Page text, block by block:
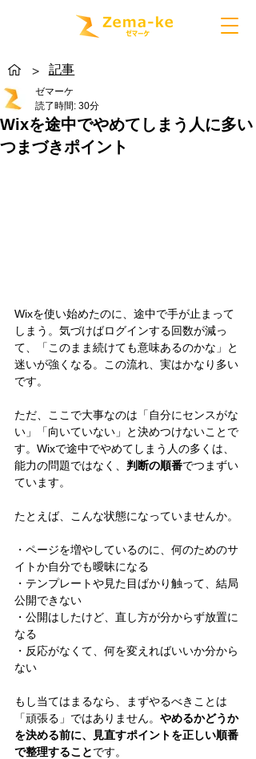
> 記事
Wixを途中でやめてしまう人に多い
つまづきポイント
ゼマーケ
読了時間: 30分
Wixを使い始めたのに、途中で手が止まって
しまう。気づけばログインする回数が減っ
て、「このまま続けても意味あるのかな」と
迷いが強くなる。この流れ、実はかなり多い
です。
ただ、ここで大事なのは「自分にセンスがな
い」「向いていない」と決めつけないことで
す。Wixで途中でやめてしまう人の多くは、
能力の問題ではなく、 判断の順番でつまずい
ています。
たとえば、こんな状態になっていませんか。
・ページを増やしているのに、何のためのサ
イトか自分でも曖昧になる
・テンプレートや見た目ばかり触って、結局
公開できない
・公開はしたけど、直し方が分からず放置に
なる
・反応がなくて、何を変えればいいか分から
ない
もし当てはまるなら、まずやるべきことは
「頑張る」ではありません。 やめるかどうか
を決める前に、見直すポイントを正しい順番
で整理することです。